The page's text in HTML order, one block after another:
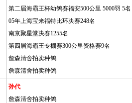
第二届海霸王杯幼鸽赛福安500公里 5000羽 5名
05年上海宝来福特比环决赛248名
南京聚星堂决赛1255名
第四届海霸王专棚赛300公里资格赛9名
詹森清舍拍卖种鸽
詹森清舍拍卖种鸽
孙代
詹森清舍拍卖种鸽